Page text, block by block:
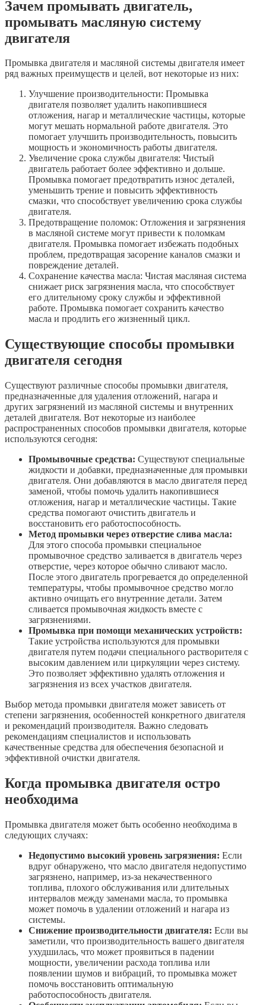
Зачем промывать двигатель,
промывать масляную систему
двигателя
Промывка двигателя и масляной системы двигателя имеет
ряд важных преимуществ и целей, вот некоторые из них:
Улучшение производительности: Промывка
двигателя позволяет удалить накопившиеся
отложения, нагар и металлические частицы, которые
могут мешать нормальной работе двигателя. Это
помогает улучшить производительность, повысить
мощность и экономичность работы двигателя.
Увеличение срока службы двигателя: Чистый
двигатель работает более эффективно и дольше.
Промывка помогает предотвратить износ деталей,
уменьшить трение и повысить эффективность
смазки, что способствует увеличению срока службы
двигателя.
Предотвращение поломок: Отложения и загрязнения
в масляной системе могут привести к поломкам
двигателя. Промывка помогает избежать подобных
проблем, предотвращая засорение каналов смазки и
повреждение деталей.
Сохранение качества масла: Чистая масляная система
снижает риск загрязнения масла, что способствует
его длительному сроку службы и эффективной
работе. Промывка помогает сохранить качество
масла и продлить его жизненный цикл.
Существующие способы промывки
двигателя сегодня
Существуют различные способы промывки двигателя,
предназначенные для удаления отложений, нагара и
других загрязнений из масляной системы и внутренних
деталей двигателя. Вот некоторые из наиболее
распространенных способов промывки двигателя, которые
используются сегодня:
Промывочные средства: Существуют специальные
жидкости и добавки, предназначенные для промывки
двигателя. Они добавляются в масло двигателя перед
заменой, чтобы помочь удалить накопившиеся
отложения, нагар и металлические частицы. Такие
средства помогают очистить двигатель и
восстановить его работоспособность.
Метод промывки через отверстие слива масла:
Для этого способа промывки специальное
промывочное средство заливается в двигатель через
отверстие, через которое обычно сливают масло.
После этого двигатель прогревается до определенной
температуры, чтобы промывочное средство могло
активно очищать его внутренние детали. Затем
сливается промывочная жидкость вместе с
загрязнениями.
Промывка при помощи механических устройств:
Такие устройства используются для промывки
двигателя путем подачи специального растворителя с
высоким давлением или циркуляции через систему.
Это позволяет эффективно удалять отложения и
загрязнения из всех участков двигателя.
Выбор метода промывки двигателя может зависеть от
степени загрязнения, особенностей конкретного двигателя
и рекомендаций производителя. Важно следовать
рекомендациям специалистов и использовать
качественные средства для обеспечения безопасной и
эффективной очистки двигателя.
Когда промывка двигателя остро
необходима
Промывка двигателя может быть особенно необходима в
следующих случаях:
Недопустимо высокий уровень загрязнения: Если
вдруг обнаружено, что масло двигателя недопустимо
загрязнено, например, из-за некачественного
топлива, плохого обслуживания или длительных
интервалов между заменами масла, то промывка
может помочь в удалении отложений и нагара из
системы.
Снижение производительности двигателя: Если вы
заметили, что производительность вашего двигателя
ухудшилась, что может проявиться в падении
мощности, увеличении расхода топлива или
появлении шумов и вибраций, то промывка может
помочь восстановить оптимальную
работоспособность двигателя.